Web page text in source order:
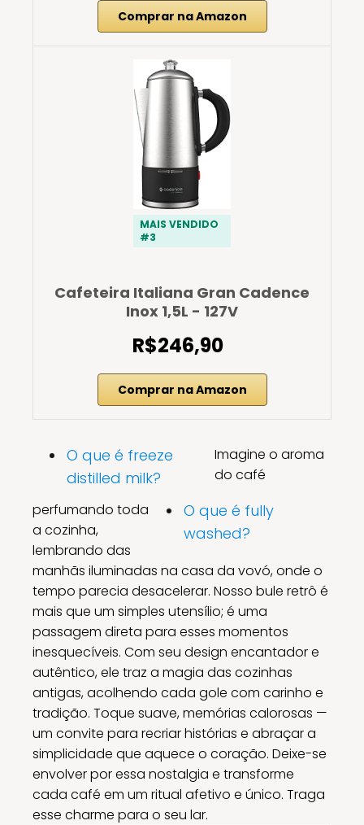
Comprar na Amazon
MAIS VENDIDO
#3
Cafeteira Italiana Gran Cadence
Inox 1,5L - 127V
R$246,90
Comprar na Amazon
O que é freeze
distilled milk?
O que é fully
washed?
Imagine o aroma
do café
perfumando toda
a cozinha,
lembrando das
manhãs iluminadas na casa da vovó, onde o
tempo parecia desacelerar. Nosso bule retrô é
mais que um simples utensílio; é uma
passagem direta para esses momentos
inesquecíveis. Com seu design encantador e
autêntico, ele traz a magia das cozinhas
antigas, acolhendo cada gole com carinho e
tradição. Toque suave, memórias calorosas —
um convite para recriar histórias e abraçar a
simplicidade que aquece o coração. Deixe-se
envolver por essa nostalgia e transforme
cada café em um ritual afetivo e único. Traga
esse charme para o seu lar.